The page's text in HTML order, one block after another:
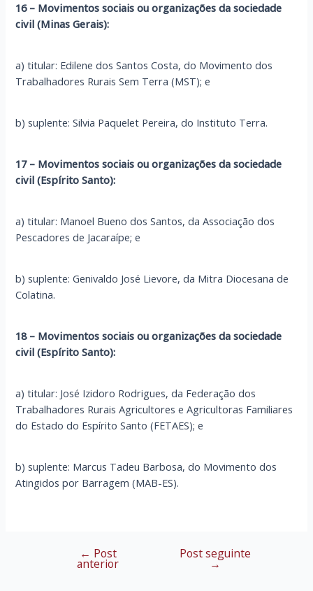
16 – Movimentos sociais ou organizações da sociedade
civil (Minas Gerais):
a) titular: Edilene dos Santos Costa, do Movimento dos
Trabalhadores Rurais Sem Terra (MST); e
b) suplente: Silvia Paquelet Pereira, do Instituto Terra.
17 – Movimentos sociais ou organizações da sociedade
civil (Espírito Santo):
a) titular: Manoel Bueno dos Santos, da Associação dos
Pescadores de Jacaraípe; e
b) suplente: Genivaldo José Lievore, da Mitra Diocesana de
Colatina.
18 – Movimentos sociais ou organizações da sociedade
civil (Espírito Santo):
a) titular: José Izidoro Rodrigues, da Federação dos
Trabalhadores Rurais Agricultores e Agricultoras Familiares
do Estado do Espírito Santo (FETAES); e
b) suplente: Marcus Tadeu Barbosa, do Movimento dos
Atingidos por Barragem (MAB-ES).
Navegação
← Post
anterior
Post seguinte
→